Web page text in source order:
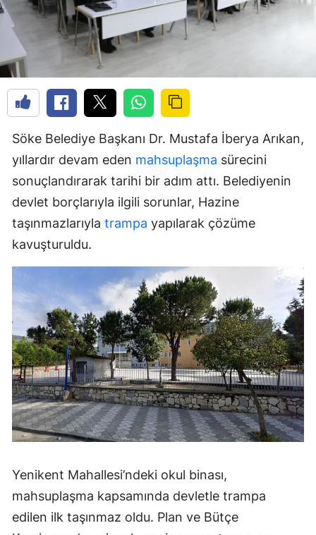
Söke Belediye Başkanı Dr. Mustafa İberya Arıkan,
yıllardır devam eden mahsuplaşma sürecini
sonuçlandırarak tarihi bir adım attı. Belediyenin
devlet borçlarıyla ilgili sorunlar, Hazine
taşınmazlarıyla trampa yapılarak çözüme
kavuşturuldu.
Yenikent Mahallesi’ndeki okul binası,
mahsuplaşma kapsamında devletle trampa
edilen ilk taşınmaz oldu. Plan ve Bütçe